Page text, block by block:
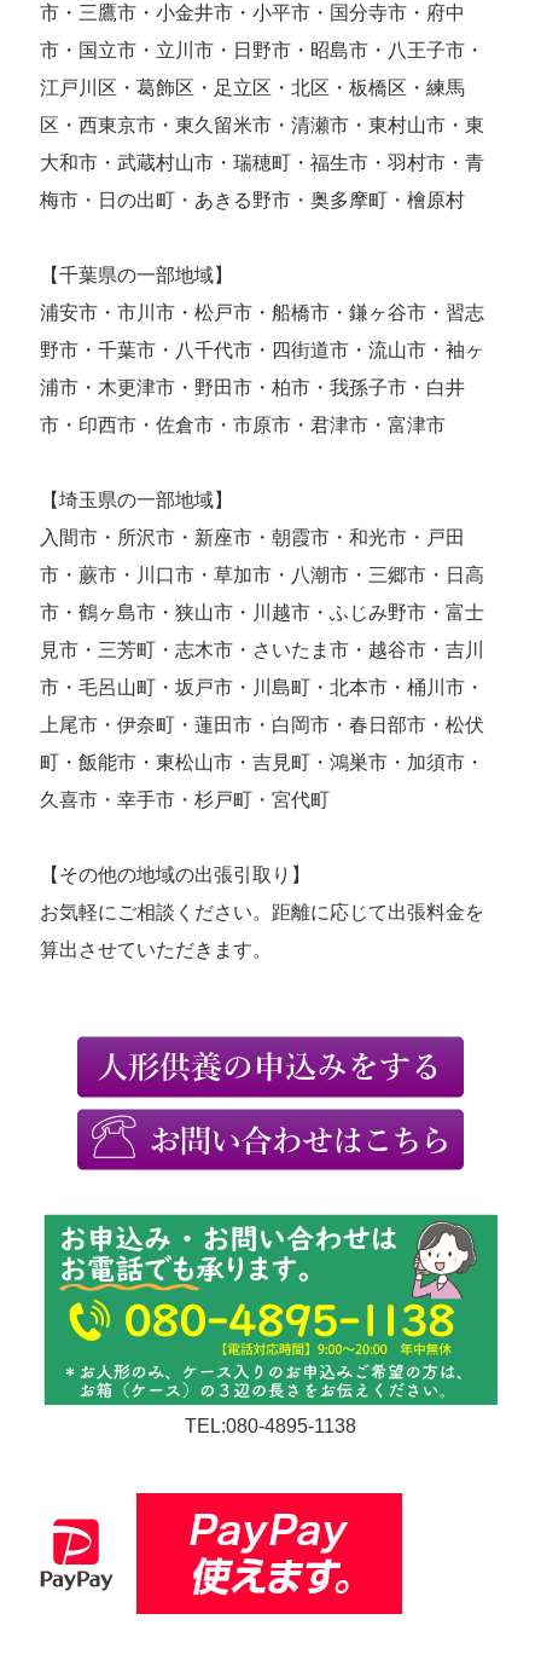
市・三鷹市・小金井市・小平市・国分寺市・府中
市・国立市・立川市・日野市・昭島市・八王子市・
江戸川区・葛飾区・足立区・北区・板橋区・練馬
区・西東京市・東久留米市・清瀬市・東村山市・東
大和市・武蔵村山市・瑞穂町・福生市・羽村市・青
梅市・日の出町・あきる野市・奥多摩町・檜原村
【千葉県の一部地域】
浦安市・市川市・松戸市・船橋市・鎌ヶ谷市・習志
野市・千葉市・八千代市・四街道市・流山市・袖ヶ
浦市・木更津市・野田市・柏市・我孫子市・白井
市・印西市・佐倉市・市原市・君津市・富津市
【埼玉県の一部地域】
入間市・所沢市・新座市・朝霞市・和光市・戸田
市・蕨市・川口市・草加市・八潮市・三郷市・日高
市・鶴ヶ島市・狭山市・川越市・ふじみ野市・富士
見市・三芳町・志木市・さいたま市・越谷市・吉川
市・毛呂山町・坂戸市・川島町・北本市・桶川市・
上尾市・伊奈町・蓮田市・白岡市・春日部市・松伏
町・飯能市・東松山市・吉見町・鴻巣市・加須市・
久喜市・幸手市・杉戸町・宮代町
【その他の地域の出張引取り】
お気軽にご相談ください。距離に応じて出張料金を
算出させていただきます。
TEL:080-4895-1138